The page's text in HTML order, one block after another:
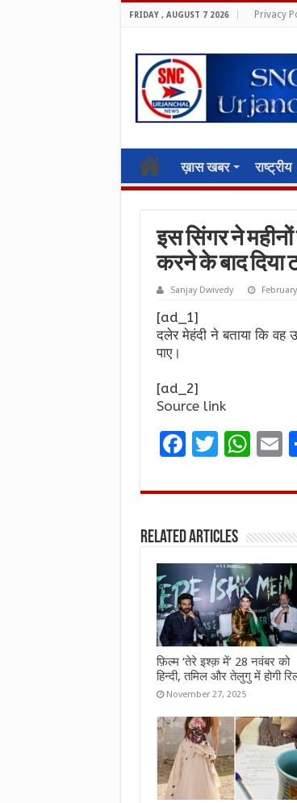
FRIDAY , AUGUST 7 2026 Privacy
ख़ास खबर राष्ट्रीय
इस सिंगर ने महीनों
करने के बाद दिया
Sanjay Dwivedy
[ad_1]
दलेर मेहंदी ने बताया कि
पाए।
[ad_2]
Source link
F
ce
o
o
k
T
it
r
W
at
A
p
p
E
Related Articles
फ़िल्म ‘तेरे इश्क़ में’ 28 नवंबर को
हिन्दी, तमिल और तेलुगु में होगी
November 27, 2025